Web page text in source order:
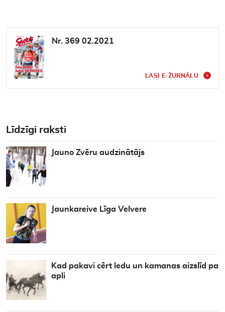
Nr. 369 02.2021
LASI E-ŽURNĀLU
Līdzīgi raksti
Jauno Zvēru audzinātājs
Jaunkareive Līga Velvere
Kad pakavi cērt ledu un kamanas aizslīd pa
apli